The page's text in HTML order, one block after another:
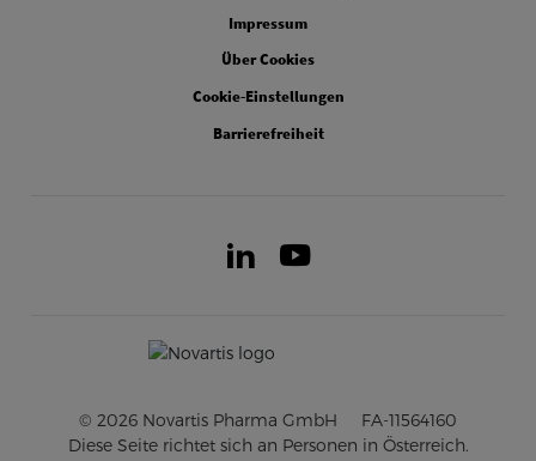
Impressum
Über Cookies
Cookie-Einstellungen
Barrierefreiheit
LinkedIn
© 2026 Novartis Pharma GmbH
FA-11564160
Diese Seite richtet sich an Personen in Österreich.